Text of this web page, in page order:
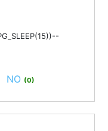
NO (0)